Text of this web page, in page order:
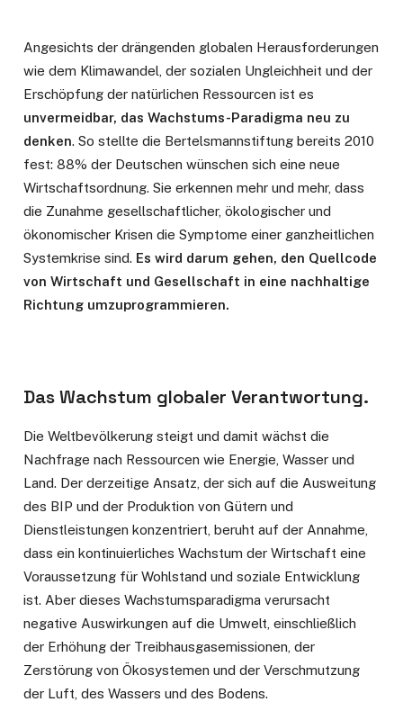
Angesichts der drängenden globalen Herausforderungen
wie dem Klimawandel, der sozialen Ungleichheit und der
Erschöpfung der natürlichen Ressourcen ist es
unvermeidbar, das Wachstums-Paradigma neu zu
denken. So stellte die Bertelsmannstiftung bereits 2010
fest: 88% der Deutschen wünschen sich eine neue
Wirtschaftsordnung. Sie erkennen mehr und mehr, dass
die Zunahme gesellschaftlicher, ökologischer und
ökonomischer Krisen die Symptome einer ganzheitlichen
Systemkrise sind. Es wird darum gehen, den Quellcode
von Wirtschaft und Gesellschaft in eine nachhaltige
Richtung umzuprogrammieren.
Das Wachstum globaler Verantwortung.
Die Weltbevölkerung steigt und damit wächst die
Nachfrage nach Ressourcen wie Energie, Wasser und
Land. Der derzeitige Ansatz, der sich auf die Ausweitung
des BIP und der Produktion von Gütern und
Dienstleistungen konzentriert, beruht auf der Annahme,
dass ein kontinuierliches Wachstum der Wirtschaft eine
Voraussetzung für Wohlstand und soziale Entwicklung
ist. Aber dieses Wachstumsparadigma verursacht
negative Auswirkungen auf die Umwelt, einschließlich
der Erhöhung der Treibhausgasemissionen, der
Zerstörung von Ökosystemen und der Verschmutzung
der Luft, des Wassers und des Bodens.